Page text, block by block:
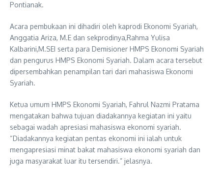
Pontianak.
Acara pembukaan ini dihadiri oleh kaprodi Ekonomi Syariah,
Anggatia Ariza, M.E dan sekprodinya,Rahma Yulisa
Kalbarini,M.SEI serta para Demisioner HMPS Ekonomi Syariah
dan pengurus HMPS Ekonomi Syariah. Dalam acara tersebut
dipersembahkan penampilan tari dari mahasiswa Ekonomi
Syariah.
Ketua umum HMPS Ekonomi Syariah, Fahrul Nazmi Pratama
mengatakan bahwa tujuan diadakannya kegiatan ini yaitu
sebagai wadah apresiasi mahasiswa ekonomi syariah.
“Diadakannya kegiatan pentas ekonomi ini ialah untuk
mengapresiasi minat bakat mahasiswa ekonomi syariah dan
juga masyarakat luar itu tersendiri.” jelasnya.